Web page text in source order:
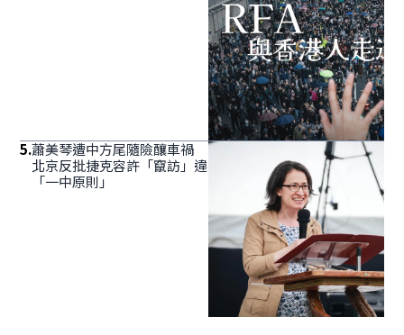
5.蕭美琴遭中方尾隨險釀車禍
北京反批捷克容許「竄訪」違
「一中原則」